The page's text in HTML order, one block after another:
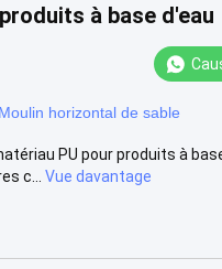
à base d'eau
Moulin horizontal de sable
PU pour produits à
c...
Vue davantage